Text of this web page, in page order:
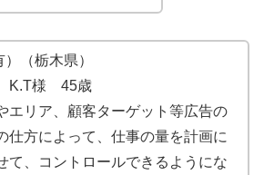
）（栃木県）
K.T様 45歳
エリア、顧客ターゲット等広告の
仕方によって、仕事の量を計画に
て、コントロールできるようにな